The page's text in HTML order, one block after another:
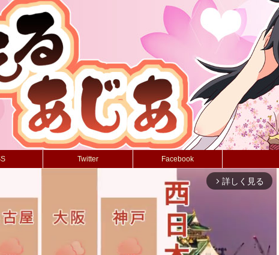
Twitter Facebook
arrow_forward_ios 詳しく見る